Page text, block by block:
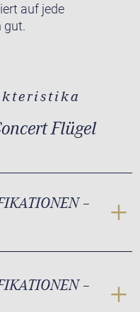
auf jede
gut.
Flügel
–
–